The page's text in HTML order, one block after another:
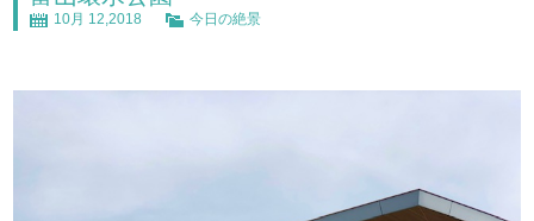
10月 12,2018 今日の絶景